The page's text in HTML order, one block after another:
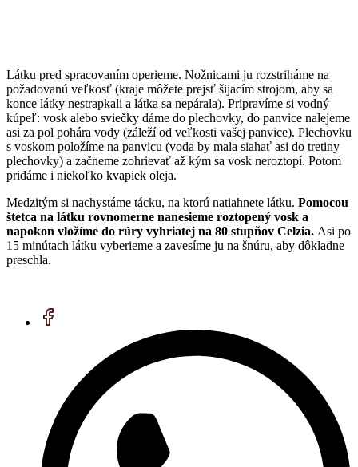
Látku pred spracovaním operieme. Nožnicami ju rozstriháme na
požadovanú veľkosť (kraje môžete prejsť šijacím strojom, aby sa
konce látky nestrapkali a látka sa nepárala). Pripravíme si vodný
kúpeľ: vosk alebo sviečky dáme do plechovky, do panvice nalejeme
asi za pol pohára vody (záleží od veľkosti vašej panvice). Plechovku
s voskom položíme na panvicu (voda by mala siahať asi do tretiny
plechovky) a začneme zohrievať až kým sa vosk neroztopí. Potom
pridáme i niekoľko kvapiek oleja.
Medzitým si nachystáme tácku, na ktorú natiahnete látku. Pomocou
štetca na látku rovnomerne nanesieme roztopený vosk a
napokon vložíme do rúry vyhriatej na 80 stupňov Celzia. Asi po
15 minútach látku vyberieme a zavesíme ju na šnúru, aby dôkladne
preschla.